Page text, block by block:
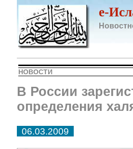
e-
НОВОСТИ
В России
определения
06.03.2009